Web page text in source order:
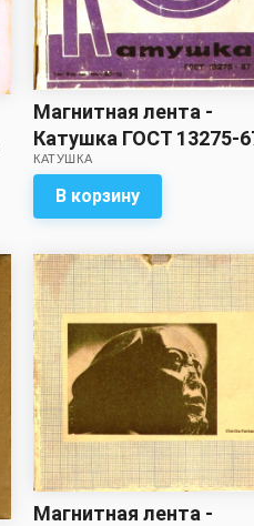
Магнитная лента -
Катушка ГОСТ 13275-
(с записью)
КАТУШКА
В корзину
Магнитная лента -